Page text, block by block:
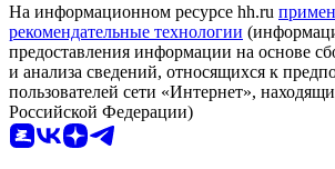
На информационном ресурсе hh.ru
рекомендательные технологии
предоставления информации на основе
и анализа сведений, относящихся к
пользователей сети «Интернет»,
Российской Федерации)